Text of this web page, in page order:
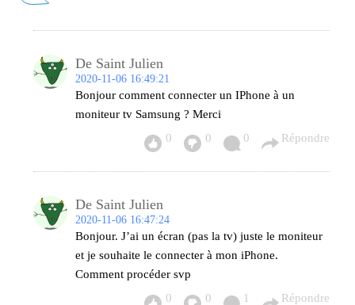
De Saint Julien
2020-11-06 16:49:21
Bonjour comment connecter un IPhone à un
moniteur tv Samsung ? Merci
0
0 0 Répondre
De Saint Julien
2020-11-06 16:47:24
Bonjour. J’ai un écran (pas la tv) juste le moniteur
et je souhaite le connecter à mon iPhone.
Comment procéder svp
0
0 1 Répondre